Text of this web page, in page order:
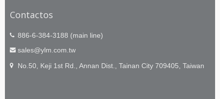
Contactos
886-6-384-3188 (main line)
sales@ylm.com.tw
No.50, Keji 1st Rd., Annan Dist., Tainan City 709405, Taiwan